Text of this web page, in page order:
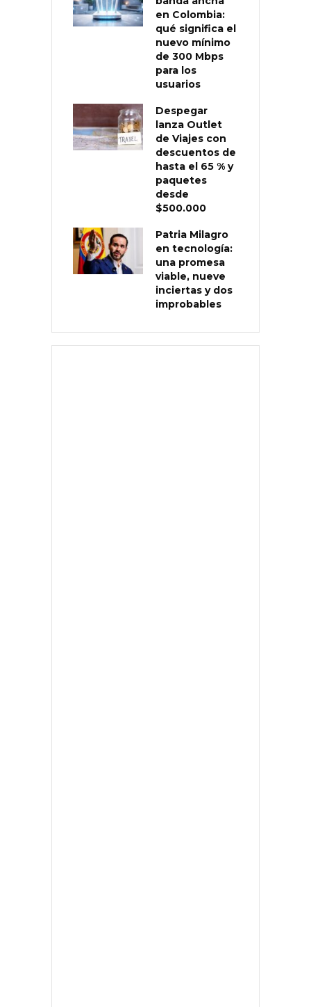
en Colombia:
qué significa el
nuevo mínimo
de 300 Mbps
para los
usuarios
Despegar
lanza Outlet
de Viajes con
descuentos de
hasta el 65 % y
paquetes
desde
$500.000
Patria Milagro
en tecnología:
una promesa
viable, nueve
inciertas y dos
improbables